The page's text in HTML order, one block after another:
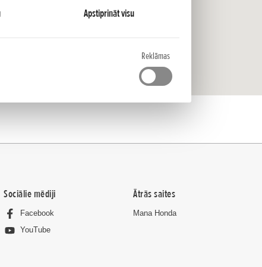
rīcības mērķis ir atainot lietotājam piemērotas un
reklāmdevējam.
Apstiprināt visu
Reklāmas
Sociālie mēdiji
Facebook
YouTube
Ātrās saites
Mana Honda